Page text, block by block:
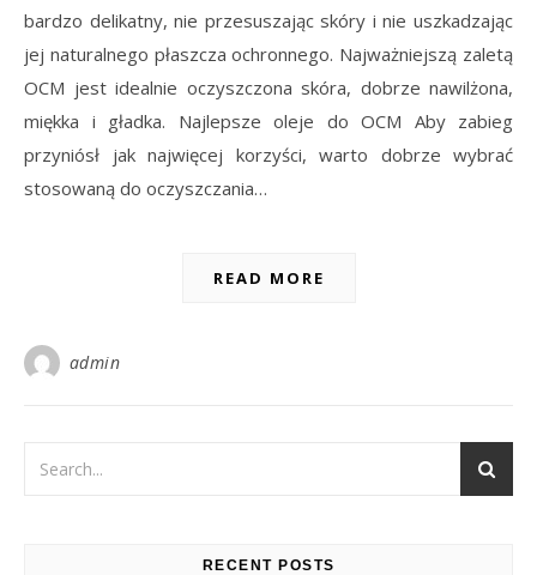
bardzo delikatny, nie przesuszając skóry i nie uszkadzając
jej naturalnego płaszcza ochronnego. Najważniejszą zaletą
OCM jest idealnie oczyszczona skóra, dobrze nawilżona,
miękka i gładka. Najlepsze oleje do OCM Aby zabieg
przyniósł jak najwięcej korzyści, warto dobrze wybrać
stosowaną do oczyszczania…
READ MORE
admin
RECENT POSTS